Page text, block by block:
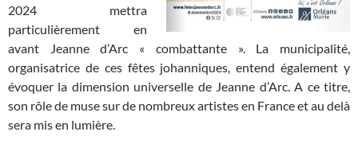
2024 mettra
particulièrement en
avant Jeanne d’Arc « combattante ». La municipalité,
organisatrice de ces fêtes johanniques, entend également y
évoquer la dimension universelle de Jeanne d’Arc. A ce titre,
son rôle de muse sur de nombreux artistes en France et au delà
sera mis en lumière.